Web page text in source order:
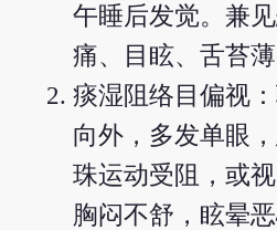
午睡后发觉。兼
痛、目眩、舌苔薄
痰湿阻络目偏视
向外，多发单眼
珠运动受阻，或
胸闷不舒，眩晕